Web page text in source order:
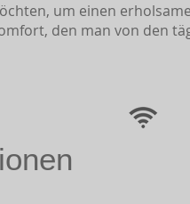
um einen
den man von den